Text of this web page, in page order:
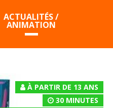
ACTUALITÉS /
ANIMATION
À PARTIR DE 13 ANS
30 MINUTES